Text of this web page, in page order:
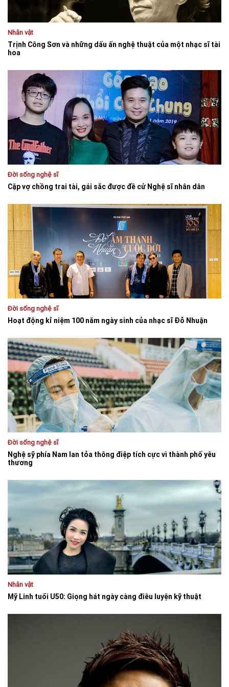
Nhân vật
Trịnh Công Sơn và những dấu ấn nghệ thuật của một nhạc sĩ tài
hoa
Đời sống nghệ sĩ
Cặp vợ chồng trai tài, gái sắc được đề cử Nghệ sĩ nhân dân
Đời sống nghệ sĩ
Hoạt động kỉ niệm 100 năm ngày sinh của nhạc sĩ Đỗ Nhuận
Đời sống nghệ sĩ
Nghệ sỹ phía Nam lan tỏa thông điệp tích cực vì thành phố yêu
thương
Nhân vật
Mỹ Linh tuổi U50: Giọng hát ngày càng điêu luyện kỹ thuật